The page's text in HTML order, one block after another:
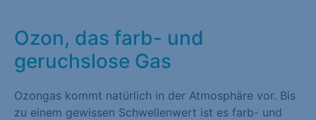
Ozon, das farb- und
geruchslose Gas
Ozongas kommt natürlich in der Atmosphäre vor. Bis
zu einem gewissen Schwellenwert ist es farb- und